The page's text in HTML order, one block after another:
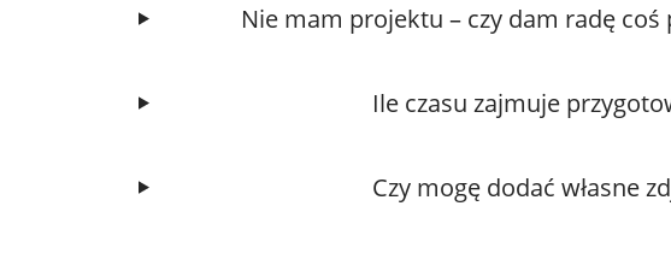
Nie mam projektu – czy dam radę
Ile czasu zajmuje
Czy mogę dodać własne